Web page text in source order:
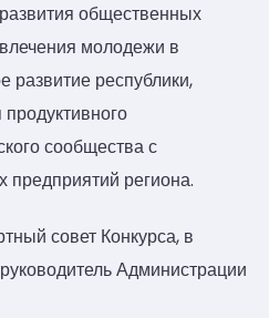
общественных
молодежи в
развитие республики,
сообщества с
предприятий региона.
совет Конкурса, в
Администрации